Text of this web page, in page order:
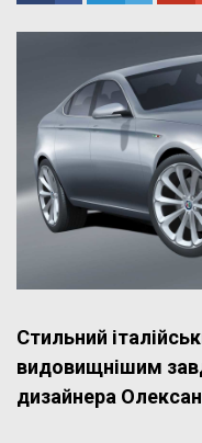
Стильний
видовищнішим
дизайнера